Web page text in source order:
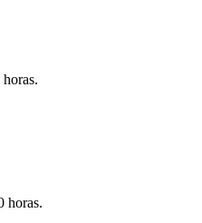
horas.